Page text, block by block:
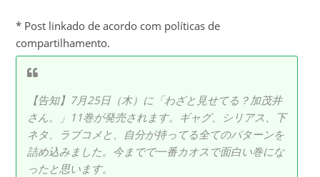
* Post linkado de acordo com políticas de
compartilhamento.
【告知】7月25日（木）に「わざと見せてる？加茂井
さん。」11巻が発売されます。ギャグ、シリアス、下
ネタ、ラブコメと、自分が持ってる全てのパターンを
詰め込みました。今までで一番カオスで面白い巻にな
ったと思います。